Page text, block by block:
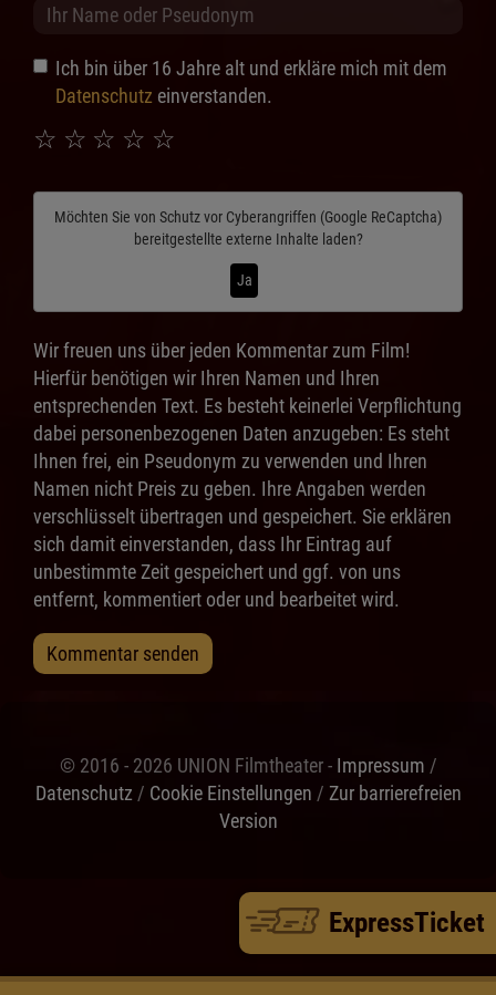
ExpressTicket
Ich bin über 16 Jahre alt und erkläre mich mit dem
Datenschutz einverstanden.
☆
☆
☆
☆
☆
Möchten Sie von Schutz vor Cyberangriffen (Google ReCaptcha)
bereitgestellte externe Inhalte laden?
Ja
Wir freuen uns über jeden Kommentar zum Film!
Hierfür benötigen wir Ihren Namen und Ihren
entsprechenden Text. Es besteht keinerlei Verpflichtung
dabei personenbezogenen Daten anzugeben: Es steht
Ihnen frei, ein Pseudonym zu verwenden und Ihren
Namen nicht Preis zu geben. Ihre Angaben werden
verschlüsselt übertragen und gespeichert. Sie erklären
sich damit einverstanden, dass Ihr Eintrag auf
unbestimmte Zeit gespeichert und ggf. von uns
entfernt, kommentiert oder und bearbeitet wird.
Kommentar senden
© 2016 - 2026 UNION Filmtheater - Impressum /
Datenschutz / Cookie Einstellungen / Zur barrierefreien
Version